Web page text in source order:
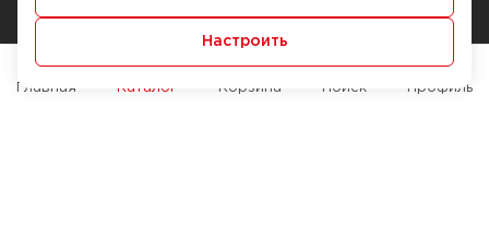
Наши марки
Брендирование
Служба контроля качества
Настроить
Главная Каталог Корзина Поиск Профиль